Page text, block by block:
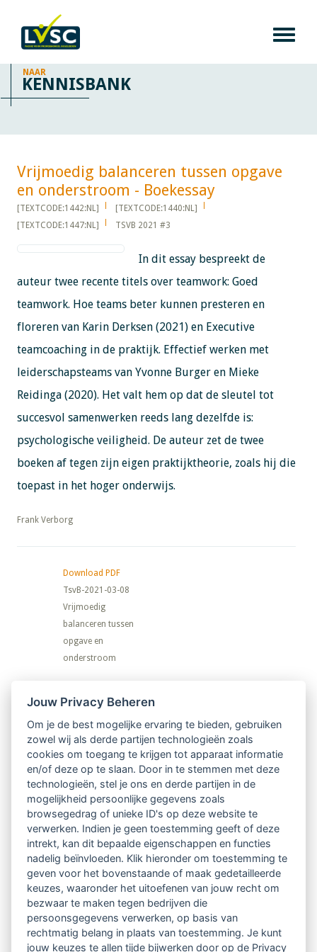
NAAR
KENNISBANK
Vrijmoedig balanceren tussen opgave
en onderstroom - Boekessay​​​​​​
[TEXTCODE:1442:NL]
[TEXTCODE:1440:NL]
[TEXTCODE:1447:NL]
TSVB 2021 #3
In dit essay bespreekt de
auteur twee recente titels over teamwork: Goed
teamwork. Hoe teams beter kunnen presteren en
floreren van Karin Derksen (2021) en Executive
teamcoaching in de praktijk. Effectief werken met
leiderschapsteams van Yvonne Burger en Mieke
Reidinga (2020). Het valt hem op dat de sleutel tot
succesvol samenwerken reeds lang dezelfde is:
psychologische veiligheid. De auteur zet de twee
boeken af tegen zijn eigen praktijktheorie, zoals hij die
toepast in het hoger onderwijs.
​​​​​​​Frank Verborg
Download PDF
TsvB-2021-03-08
Vrijmoedig
balanceren tussen
opgave en
onderstroom
Nieuwsbrief
Ontvang 10 x per jaar de LVSC-
relatienieuwsbrief met o.a.:
vrij toegankelijke TsvB-artikelen
nieuws op het vlak van professioneel
begeleiden
informatie over LVSC-activiteiten
Aanmelden nieuwsbrief
Jouw Privacy Beheren
Om je de best mogelijke ervaring te bieden, gebruiken
zowel wij als derde partijen technologieën zoals
cookies om toegang te krijgen tot apparaat informatie
en/of deze op te slaan. Door in te stemmen met deze
technologieën, stel je ons en derde partijen in de
mogelijkheid persoonlijke gegevens zoals
browsegedrag of unieke ID's op deze website te
verwerken. Indien je geen toestemming geeft of deze
intrekt, kan dit bepaalde eigenschappen en functies
nadelig beïnvloeden. Klik hieronder om toestemming te
geven voor het bovenstaande of maak gedetailleerde
keuzes, waaronder het uitoefenen van jouw recht om
bezwaar te maken tegen bedrijven die
persoonsgegevens verwerken, op basis van
rechtmatig belang in plaats van toestemming. Je kunt
jouw keuzes te allen tijde bijwerken door op de Privacy